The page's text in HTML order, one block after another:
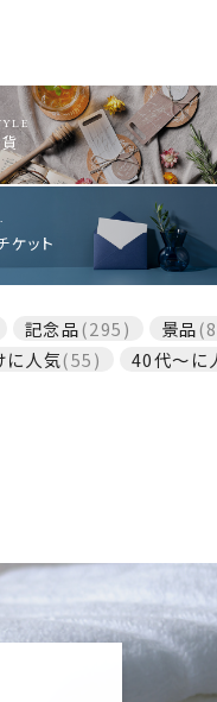
ケット
記念品(295) 景品
に人気(55) 40代～に